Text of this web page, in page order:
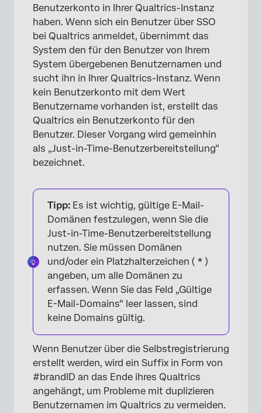
Benutzerkonto in Ihrer Qualtrics-Instanz
haben. Wenn sich ein Benutzer über SSO
bei Qualtrics anmeldet, übernimmt das
System den für den Benutzer von Ihrem
System übergebenen Benutzernamen und
sucht ihn in Ihrer Qualtrics-Instanz. Wenn
kein Benutzerkonto mit dem Wert
Benutzername vorhanden ist, erstellt das
Qualtrics ein Benutzerkonto für den
Benutzer. Dieser Vorgang wird gemeinhin
als „Just-in-Time-Benutzerbereitstellung“
bezeichnet.
Tipp: Es ist wichtig, gültige E-Mail-
Domänen festzulegen, wenn Sie die
Just-in-Time-Benutzerbereitstellung
nutzen. Sie müssen Domänen
und/oder ein Platzhalterzeichen ( * )
angeben, um alle Domänen zu
erfassen. Wenn Sie das Feld „Gültige
E-Mail-Domains“ leer lassen, sind
keine Domains gültig.
Wenn Benutzer über die Selbstregistrierung
erstellt werden, wird ein Suffix in Form von
#brandID an das Ende ihres Qualtrics
angehängt, um Probleme mit duplizieren
Benutzernamen im Qualtrics zu vermeiden.